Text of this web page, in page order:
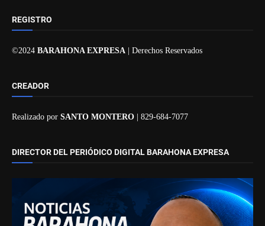
REGISTRO
©2024 BARAHONA EXPRESA | Derechos Reservados
CREADOR
Realizado por SANTO MONTERO | 829-684-7077
DIRECTOR DEL PERIÓDICO DIGITAL BARAHONA EXPRESA